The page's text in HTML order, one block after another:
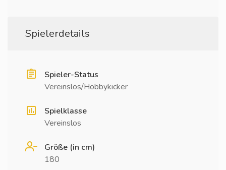
Spielerdetails
Spieler-Status
Vereinslos/Hobbykicker
Spielklasse
Vereinslos
Größe (in cm)
180